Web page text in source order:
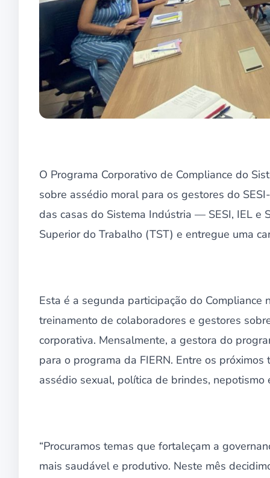
O Programa Corporativo de Compliance do
sobre assédio moral para os gestores do
das casas do Sistema Indústria — SESI, IEL e
Superior do Trabalho (TST) e entregue uma
Esta é a segunda participação do
treinamento de colaboradores e gestores
corporativa. Mensalmente, a gestora do
para o programa da FIERN. Entre os
assédio sexual, política de brindes, nepotismo
“Procuramos temas que fortaleçam a
mais saudável e produtivo. Neste mês